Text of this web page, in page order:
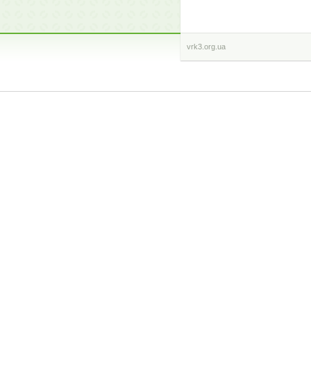
vrk3.org.ua